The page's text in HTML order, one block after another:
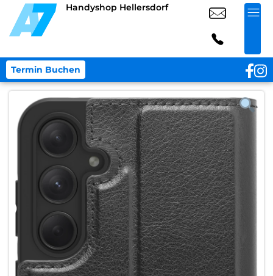
Handyshop Hellersdorf
Termin Buchen